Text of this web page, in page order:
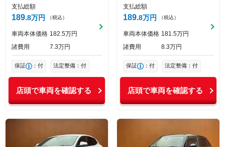
支払総額
189 8万円 （税込）
車両本体価格 182 5万円
諸費用
7 3万円
保証 ：付 法定整備：付
店頭で車両を確認する
支払総額
189 8万円 （税込）
車両本体価格 181 5万円
諸費用
8 3万円
保証 ：付 法定整備：付
店頭で車両を確認する